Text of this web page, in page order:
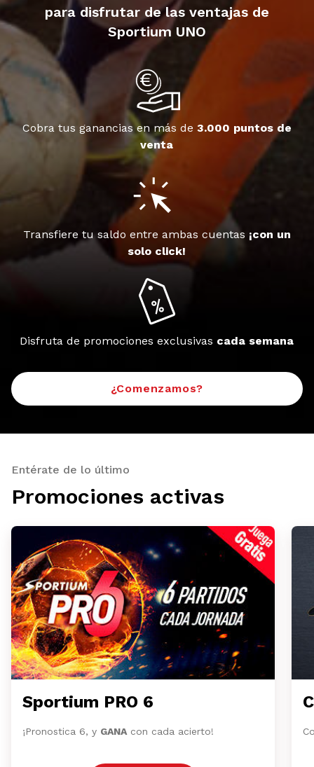
para disfrutar de las ventajas de
Sportium UNO
Cobra tus ganancias en más de 3.000 puntos de
venta
Transfiere tu saldo entre ambas cuentas ¡con un
solo click!
Disfruta de promociones exclusivas cada semana
¿Comenzamos?
Entérate de lo último
Promociones activas
Sportium PRO 6
¡Pronostica 6, y GANA con cada acierto!